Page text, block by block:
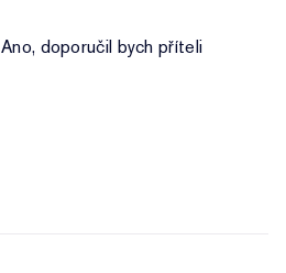
Ano, doporučil bych příteli